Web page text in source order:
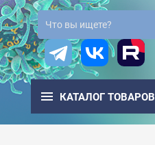
КАТАЛОГ ТОВАРОВ